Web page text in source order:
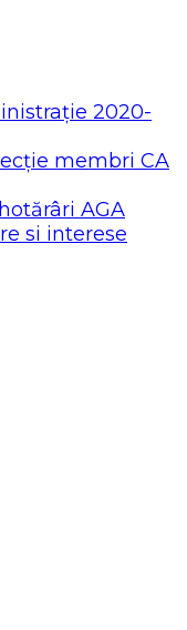
2020-
membri CA
AGA
si interese